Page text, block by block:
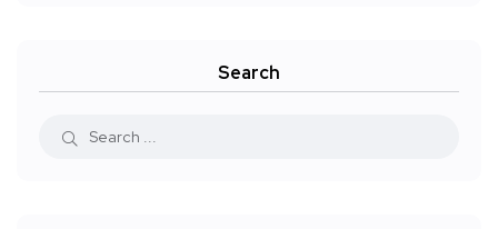
Search